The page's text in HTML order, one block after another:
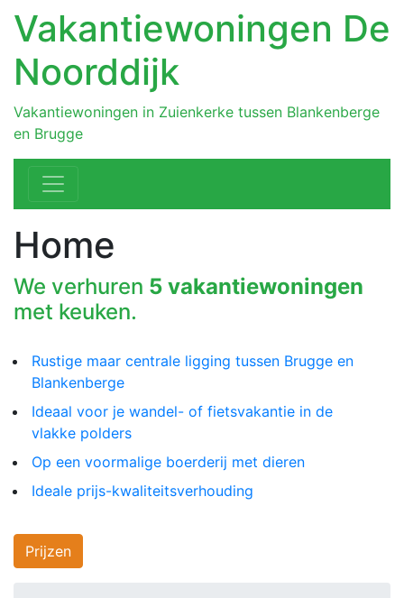
Vakantiewoningen De
Noorddijk
Vakantiewoningen in Zuienkerke tussen Blankenberge
en Brugge
Home
We verhuren 5 vakantiewoningen
met keuken.
Rustige maar centrale ligging tussen Brugge en
Blankenberge
Ideaal voor je wandel- of fietsvakantie in de
vlakke polders
Op een voormalige boerderij met dieren
Ideale prijs-kwaliteitsverhouding
Prijzen